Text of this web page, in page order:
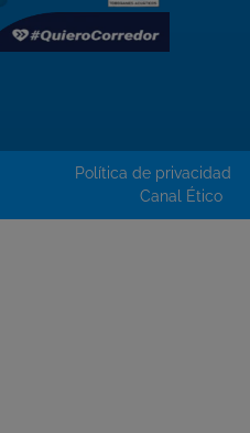
Política de privacidad
Canal Ético